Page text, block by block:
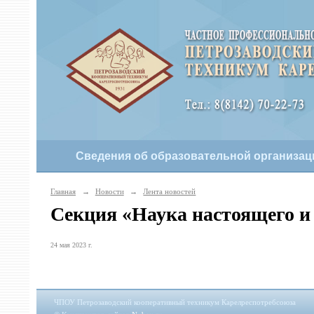
Сведения об образовательной
Главная → Новости → Лента новостей
Секция «Наука настоящего и
24 мая 2023 г.
ЧПОУ Петрозаводский кооперативный техникум Карелреспотребсоюза